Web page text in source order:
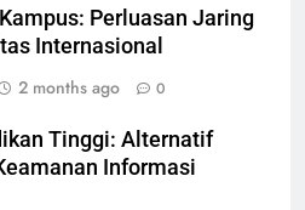
Perluasan Jaring
Internasional
2 months ago 0
Tinggi: Alternatif
Informasi